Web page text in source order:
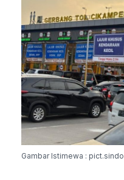
Gambar Istimewa :